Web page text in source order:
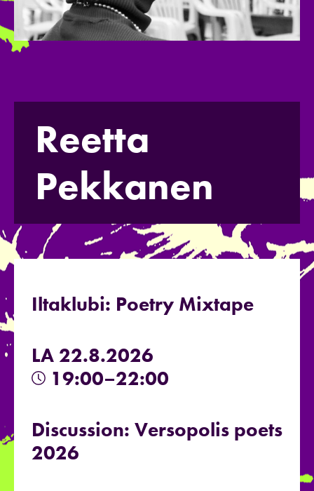
Reetta
Pekkanen
Iltaklubi: Poetry Mixtape
LA 22.8.2026
19:00–22:00
Discussion: Versopolis poets
2026